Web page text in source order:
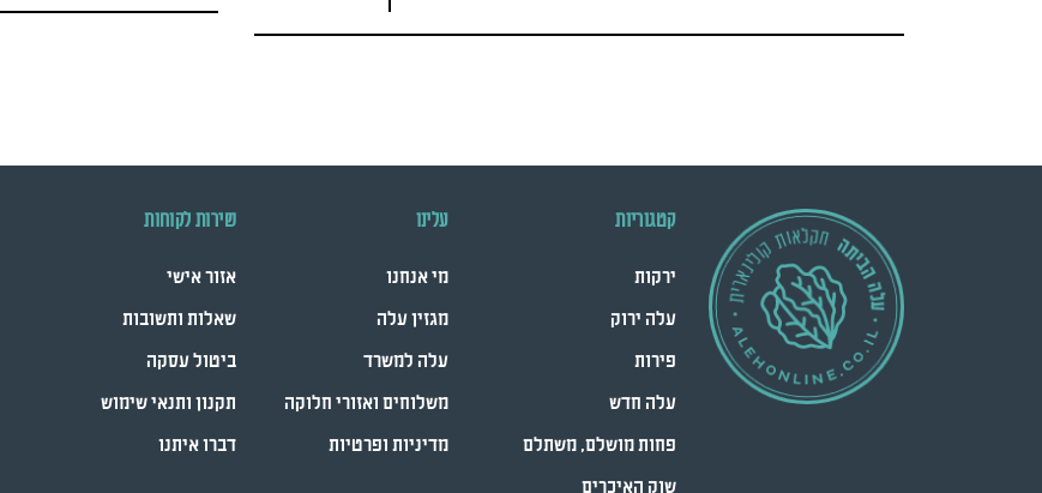
קטגוריות
ירקות
עלה ירוק
פירות
עלה חדש
פחות מושלם, משתלם
עלינו
מי אנחנו
מגזין עלה
עלה למשרד
משלוחים ואזורי חלוקה
מדיניות ופרטיות
שירות לקוחות
אזור אישי
שאלות ותשובות
ביטול עסקה
תקנון ותנאי שימוש
דברו איתנו